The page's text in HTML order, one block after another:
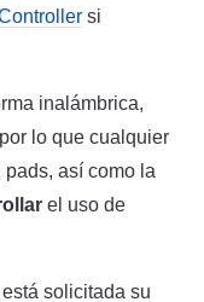
si
inalámbrica,
por lo que cualquier
así como la
el uso de
solicitada su